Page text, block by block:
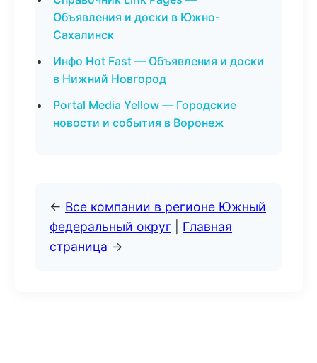
Объявления и доски в Южно-
Сахалинск
Инфо Hot Fast — Объявления и доски
в Нижний Новгород
Portal Media Yellow — Городские
новости и события в Воронеж
← Все компании в регионе Южный
федеральный округ
Главная
страница →